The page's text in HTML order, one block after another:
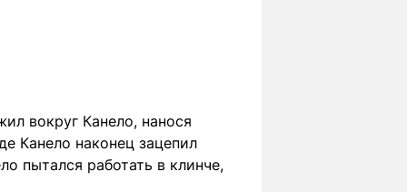
вокруг Канело, нанося
Канело наконец зацепил
пытался работать в клинче,